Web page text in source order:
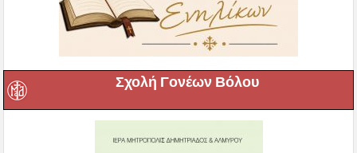
Σχολή Γονέων Βόλου